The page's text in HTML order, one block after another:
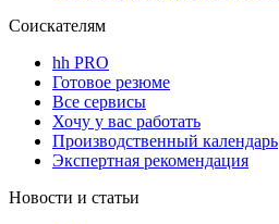
Соискателям
hh PRO
Готовое резюме
Все сервисы
Хочу у вас работать
Производственный календарь
Экспертная рекомендация
Новости и статьи